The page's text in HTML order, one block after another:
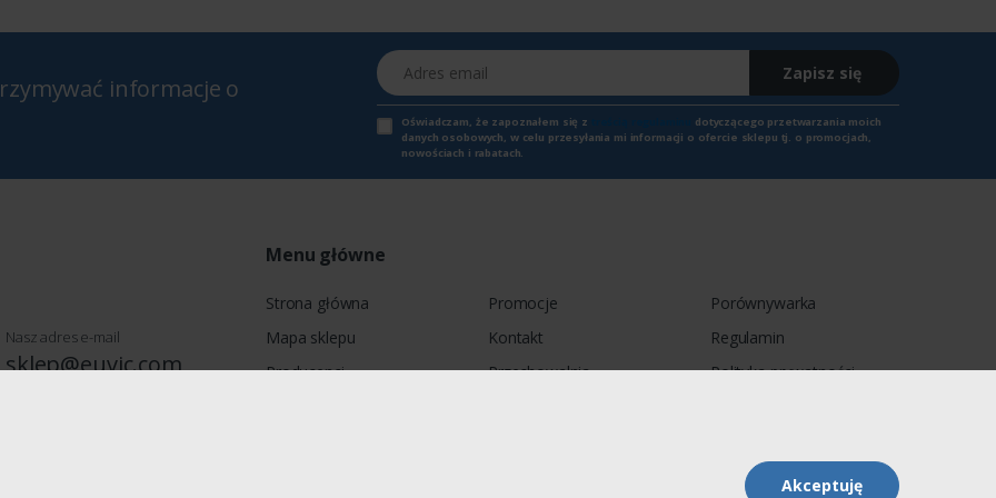
Akceptuję
informacje o
Adres email
Zapisz się
Oświadczam, że zapoznałem się z
dotyczącego przetwarzania moich
danych osobowych, w celu przesyłania mi informacji o ofercie sklepu tj. o promocjach,
nowościach i rabatach.
Nasz adres e-mail
sklep@euvic.com
Menu główne
Strona główna
Mapa sklepu
Producenci
Promocje
Kontakt
Przechowalnia
Porównywarka
Regulamin
Polityka prywatności